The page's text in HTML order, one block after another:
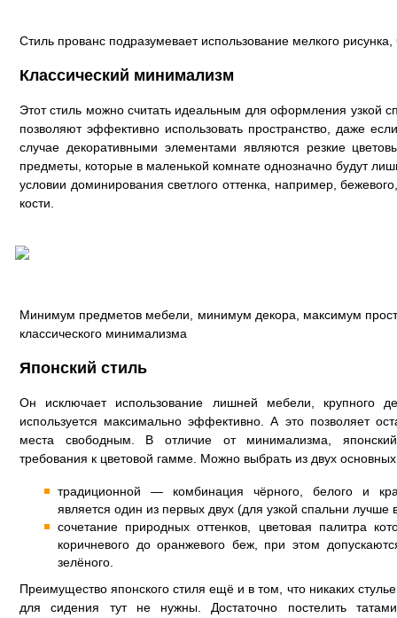
Стиль прованс подразумевает использование мелкого
Классический минимализм
Этот стиль можно считать идеальным для оформления узкой
позволяют эффективно использовать пространство, даже
случае декоративными элементами являются резкие
предметы, которые в маленькой комнате однозначно будут
условии доминирования светлого оттенка, например,
кости.
Минимум предметов мебели, минимум декора, максимум
классического минимализма
Японский стиль
Он исключает использование лишней мебели, крупного
используется максимально эффективно. А это позволяет
места свободным. В отличие от минимализма,
требования к цветовой гамме. Можно выбрать из двух
традиционной — комбинация чёрного, белого и
является один из первых двух (для узкой спальни лучше
сочетание природных оттенков, цветовая палитра
коричневого до оранжевого беж, при этом
зелёного.
Преимущество японского стиля ещё и в том, что никаких
для сидения тут не нужны. Достаточно постелить